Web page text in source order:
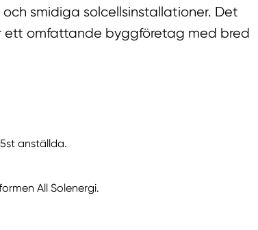
smidiga solcellsinstallationer. Det
ett omfattande byggföretag med bred
anställda.
All Solenergi.